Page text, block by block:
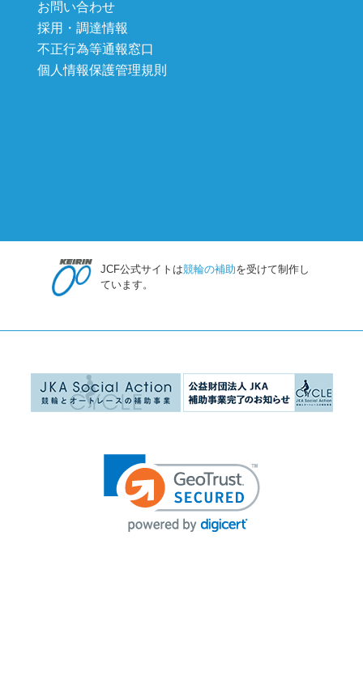
お問い合わせ
採用・調達情報
不正行為等通報窓口
個人情報保護管理規則
JCF公式サイトは競輪の補助を受けて制作し
ています。